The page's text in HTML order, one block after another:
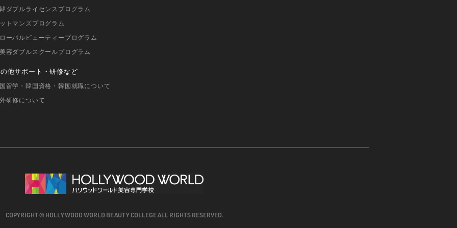
ダブルライセンスプログラム
トマンズプログラム
ーバルビューティープログラム
容ダブルスクールプログラム
他サポート・研修など
留学・韓国資格・韓国就職について
研修について
COPYRIGHT © HOLLYWOOD WORLD BEAUTY COLLEGEALL RIGHTS RESERVED.